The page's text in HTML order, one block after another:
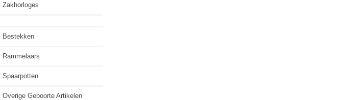
Zakhorloges
Bestekken
Rammelaars
Spaarpotten
Overige Geboorte Artikelen